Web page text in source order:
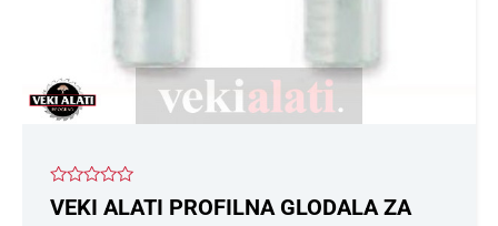
Ocenjeno
sa
VEKI ALATI PROFILNA GLODALA ZA
proizvoda.